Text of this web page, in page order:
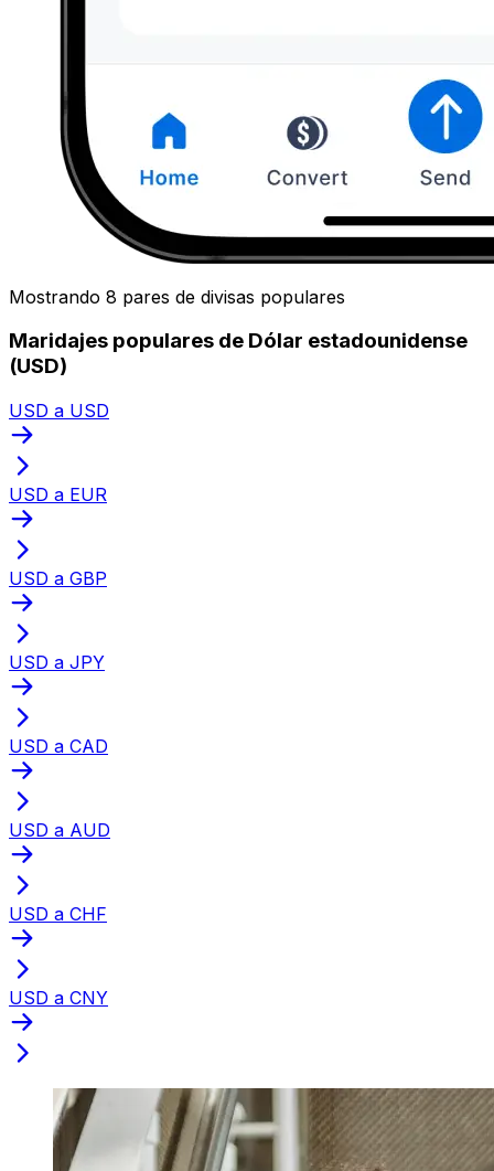
Mostrando 8 pares de divisas populares
Maridajes populares de Dólar estadounidense
(USD)
USD a USD
USD a EUR
USD a GBP
USD a JPY
USD a CAD
USD a AUD
USD a CHF
USD a CNY